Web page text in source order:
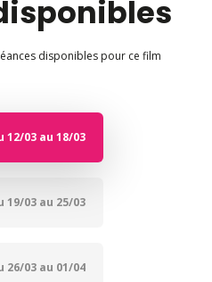
disponibles pour ce film
12/03 au 18/03
19/03 au 25/03
26/03 au 01/04